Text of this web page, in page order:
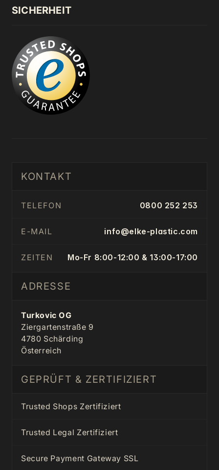
SICHERHEIT
KONTAKT
TELEFON 0800 252 253
E-MAIL info@elke-plastic.com
ZEITEN Mo-Fr 8:00-12:00 & 13:00-17:00
ADRESSE
Turkovic OG
Ziergartenstraße 9
4780 Schärding
Österreich
GEPRÜFT & ZERTIFIZIERT
Trusted Shops Zertifiziert
Trusted Legal Zertifiziert
Secure Payment Gateway SSL